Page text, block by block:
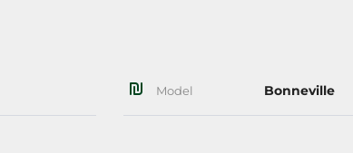
Model Bonneville